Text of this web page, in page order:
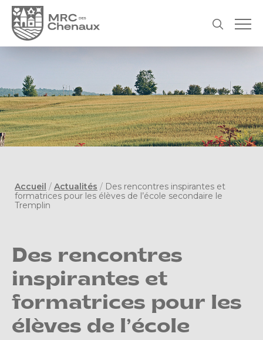
Accueil / Actualités / Des rencontres inspirantes et
formatrices pour les élèves de l’école secondaire le
Tremplin
Des rencontres
inspirantes et
formatrices pour les
élèves de l’école